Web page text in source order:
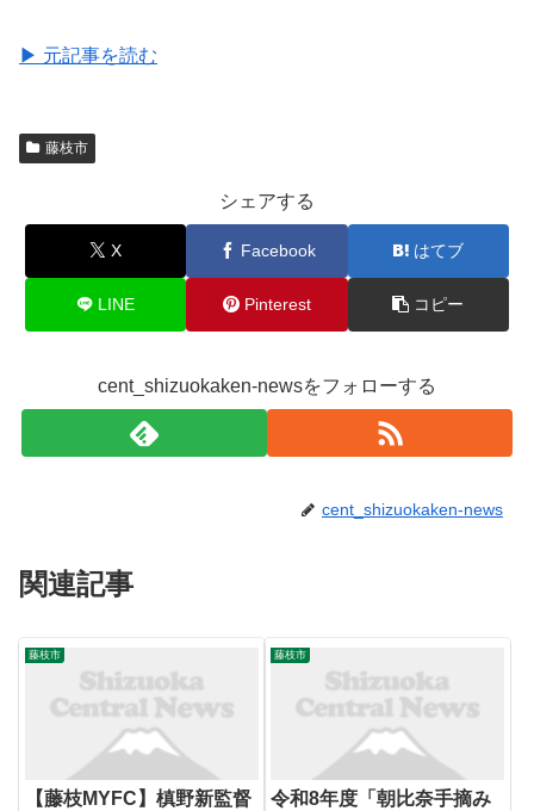
▶ 元記事を読む
藤枝市
シェアする
X Facebook はてブ
LINE Pinterest コピー
cent_shizuokaken-newsをフォローする
cent_shizuokaken-news
関連記事
藤枝市
【藤枝MYFC】槙野新監督
藤枝市
令和8年度「朝比奈手摘み